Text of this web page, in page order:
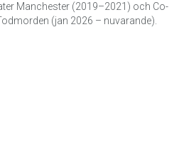
Manchester (2019–2021) och Co-
(jan 2026 – nuvarande).